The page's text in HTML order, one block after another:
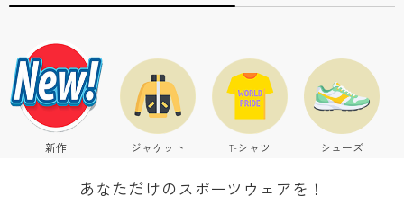
新作 ジャケット T-シャツ シューズ
あなただけのスポーツウェアを！